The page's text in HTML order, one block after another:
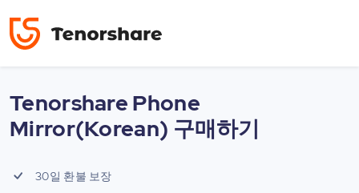
Tenorshare Phone
Mirror(Korean) 구매하기
30일 환불 보장